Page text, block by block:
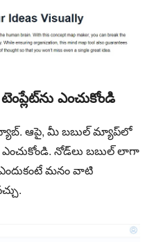
ఎంచుకోండి
ఆపై, మీ బబుల్ మ్యాప్‌లో
నోడ్‌లు బబుల్ లాగా
ఎందుకంటే మనం వాటి